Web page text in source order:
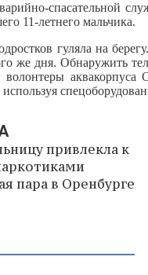
спасательной
11-летнего мальчика.
гуляла на
же дня. Обнаружить
волонтеры
привлекла к
пара в Оренбурге